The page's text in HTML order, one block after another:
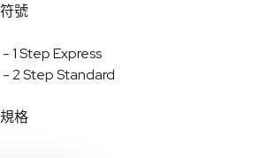
號
1 Step Express
- 2 Step Standard
格